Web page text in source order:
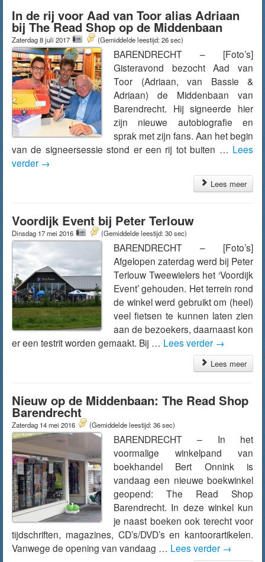
In de rij voor Aad van Toor alias Adriaan
bij The Read Shop op de Middenbaan
Zaterdag 8 juli 2017 (Gemiddelde leestijd: 26 sec)
BARENDRECHT – [Foto’s]
Gisteravond bezocht Aad van
Toor (Adriaan, van Bassie &
Adriaan) de Middenbaan van
Barendrecht. Hij signeerde hier
zijn nieuwe autobiografie en
sprak met zijn fans. Aan het begin
van de signeersessie stond er een rij tot buiten … Lees
verder →
Lees meer
Voordijk Event bij Peter Terlouw
Dinsdag 17 mei 2016 (Gemiddelde leestijd: 30 sec)
BARENDRECHT – [Foto’s]
Afgelopen zaterdag werd bij Peter
Terlouw Tweewielers het ‘Voordijk
Event’ gehouden. Het terrein rond
de winkel werd gebruikt om (heel)
veel fietsen te kunnen laten zien
aan de bezoekers, daarnaast kon
er een testrit worden gemaakt. Bij … Lees verder →
Lees meer
Nieuw op de Middenbaan: The Read Shop
Barendrecht
Zaterdag 14 mei 2016 (Gemiddelde leestijd: 36 sec)
BARENDRECHT – In het
voormalige winkelpand van
boekhandel Bert Onnink is
vandaag een nieuwe boekwinkel
geopend: The Read Shop
Barendrecht. In deze winkel kun
je naast boeken ook terecht voor
tijdschriften, magazines, CD’s/DVD’s en kantoorartikelen.
Vanwege de opening van vandaag … Lees verder →